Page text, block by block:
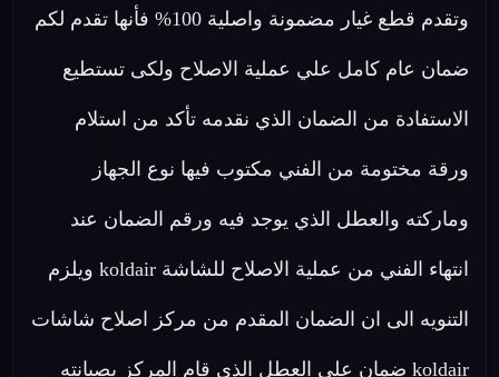
وتقدم قطع غيار مضمونة واصلية 100% فأنها تقدم لكم
ضمان عام كامل علي عملية الاصلاح ولكى تستطيع
الاستفادة من الضمان الذي نقدمه تأكد من استلام
ورقة مختومة من الفني مكتوب فيها نوع الجهاز
وماركته والعطل الذي يوجد فيه ورقم الضمان عند
انتهاء الفني من عملية الاصلاح للشاشة koldair ويلزم
التنويه الى ان الضمان المقدم من مركز اصلاح شاشات
koldair ضمان علي العطل الذى قام المركز بصيانته